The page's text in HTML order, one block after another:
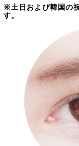
※土日および韓国の
す。